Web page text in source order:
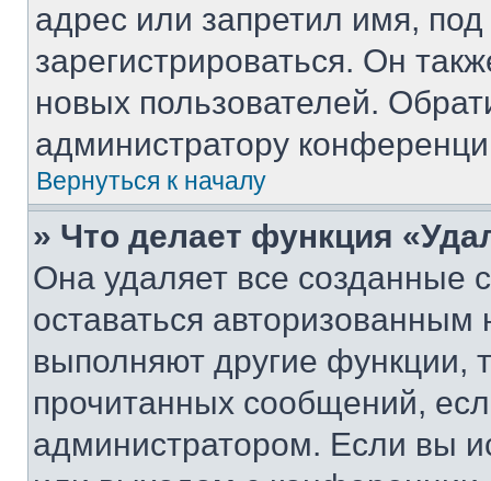
адрес или запретил имя,
зарегистрироваться. Он
новых пользователей.
администратору
Вернуться к началу
» Что делает функция
Она удаляет все созданные
оставаться
выполняют другие функции,
прочитанных сообщений,
администратором. Если вы